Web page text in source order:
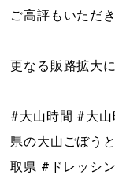
ご高評もいただ
更なる販路拡大
#大山時間 #大
県の大山ごぼう
取県 #ドレッシ